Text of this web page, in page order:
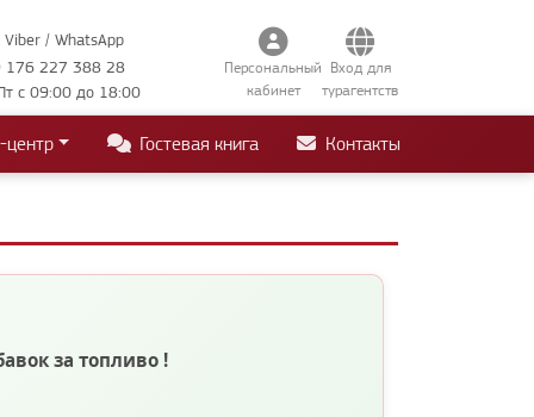
Viber / WhatsApp
176 227 388 28
с 09:00 до 18:00
Персональный
кабинет
Вход для
турагентств
Гостевая книга Контакты
за топливо !